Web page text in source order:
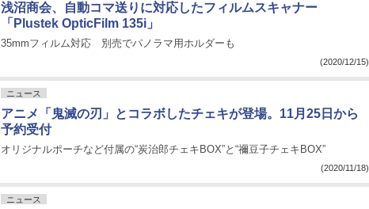
浅沼商会、自動コマ送りに対応したフィルムスキャナー
「Plustek OpticFilm 135i」
35mmフィルム対応 別売でパノラマ用ホルダーも
(2020/12/15)
ニュース
アニメ「鬼滅の刃」とコラボしたチェキが登場。11月25日から
予約受付
オリジナルポーチなど付属の“炭治郎チェキBOX”と“禰豆子チェキBOX”
(2020/11/18)
ニュース